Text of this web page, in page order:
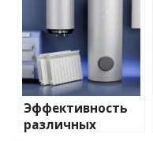
Эффективность
различных